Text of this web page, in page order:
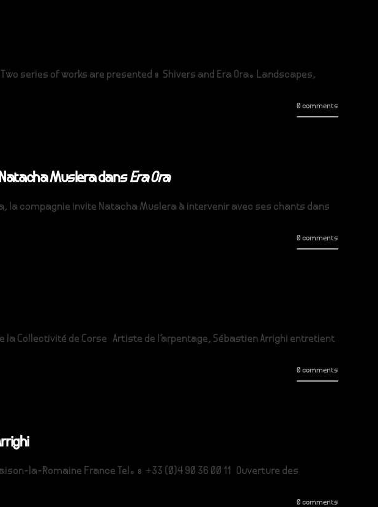
series of works are presented : Shivers and Era Ora. Landscapes,
0 comments
Muslera dansEra Ora
la compagnie invite Natacha Muslera à intervenir avec ses chants dans
0 comments
la Collectivité de Corse Artiste de l’arpentage, Sébastien Arrighi entretient
0 comments
la-Romaine France Tel. : +33 (0)4 90 36 00 11 Ouverture des
0 comments